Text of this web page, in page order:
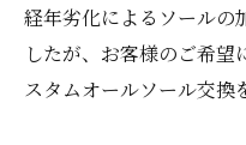
経年劣化によるソールの
したが、お客様のご希望
スタムオールソール交換